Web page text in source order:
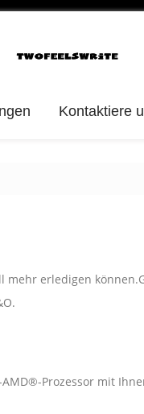
Kontaktiere
mehr erledigen
Prozessor mit